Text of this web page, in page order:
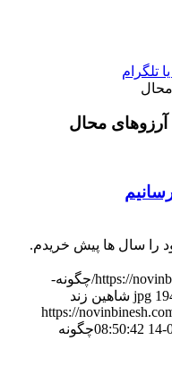
تلگرام
محال
را سال ها پیش خریدم.
https://novinbinesh.com/wp-content/uploads/2018/06/چگونه-
شاهین زند
https://
چگونه